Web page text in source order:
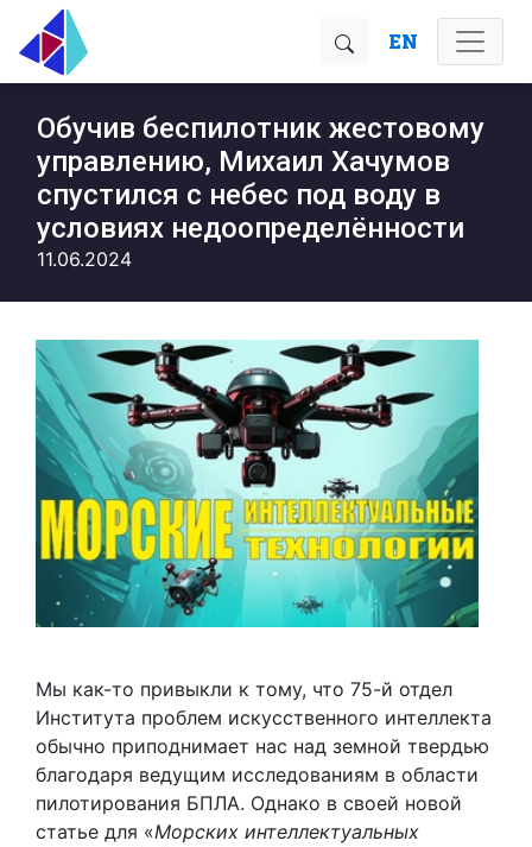
EN
Обучив беспилотник жестовому
управлению, Михаил Хачумов
спустился с небес под воду в
условиях недоопределённости
11.06.2024
Мы как-то привыкли к тому, что 75-й отдел
Института проблем искусственного интеллекта
обычно приподнимает нас над земной твердью
благодаря ведущим исследованиям в области
пилотирования БПЛА. Однако в своей новой
статье для «Морских интеллектуальных